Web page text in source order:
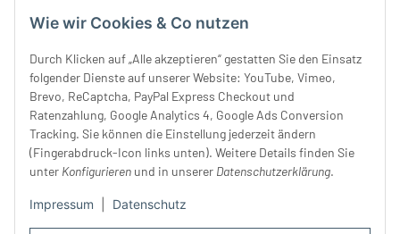
Wie wir Cookies & Co nutzen
Durch Klicken auf „Alle akzeptieren“ gestatten Sie den Einsatz
folgender Dienste auf unserer Website: YouTube, Vimeo,
Brevo, ReCaptcha, PayPal Express Checkout und
Ratenzahlung, Google Analytics 4, Google Ads Conversion
Tracking. Sie können die Einstellung jederzeit ändern
(Fingerabdruck-Icon links unten). Weitere Details finden Sie
unter Konfigurieren und in unserer Datenschutzerklärung.
Impressum Datenschutz
Donnerstag:
10 - 18 Uhr
Samstag:
10 - 14 Uhr
Unser Service
Rechtliches